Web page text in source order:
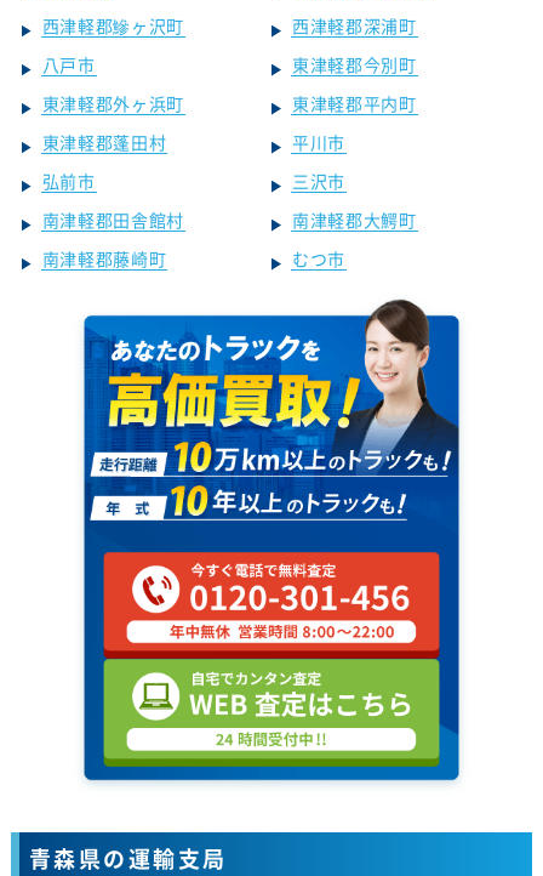
西津軽郡鰺ヶ沢町
西津軽郡深浦町
八戸市
東津軽郡今別町
東津軽郡外ヶ浜町
東津軽郡平内町
東津軽郡蓬田村
平川市
弘前市
三沢市
南津軽郡田舎館村
南津軽郡大鰐町
南津軽郡藤崎町
むつ市
青森県の運輸支局